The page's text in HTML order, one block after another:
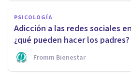
PSICOLOGÍA
Adicción a las redes sociales
¿qué pueden hacer los padres?
Fromm Bienestar